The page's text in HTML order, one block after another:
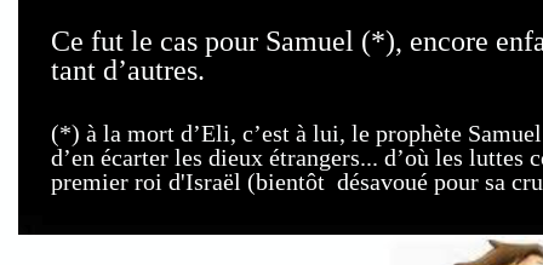
Ce fut le cas pour Samuel (*), encore
tant d’autres.
(*) à la mort d’Eli, c’est à lui, le prophète
d’en écarter les dieux étrangers... d’où les
premier roi d'Israël (bientôt désavoué pour sa